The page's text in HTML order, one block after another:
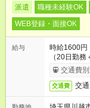
派遣 職種未経験OK
WEB登録・面接OK
給与
時給1600円
（20日勤務
交通費
交通費 交